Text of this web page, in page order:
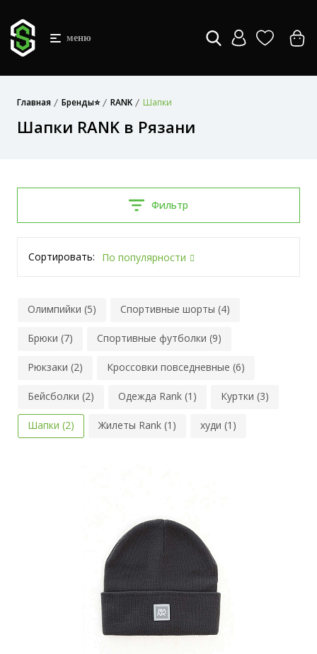
меню
Главная Бренды⭐ RANK Шапки
Шапки RANK в Рязани
Фильтр
Сортировать: По популярности
Олимпийки (5) Спортивные шорты (4)
Брюки (7) Спортивные футболки (9)
Рюкзаки (2) Кроссовки повседневные (6)
Бейсболки (2) Одежда Rank (1) Куртки (3)
Шапки (2) Жилеты Rank (1) худи (1)